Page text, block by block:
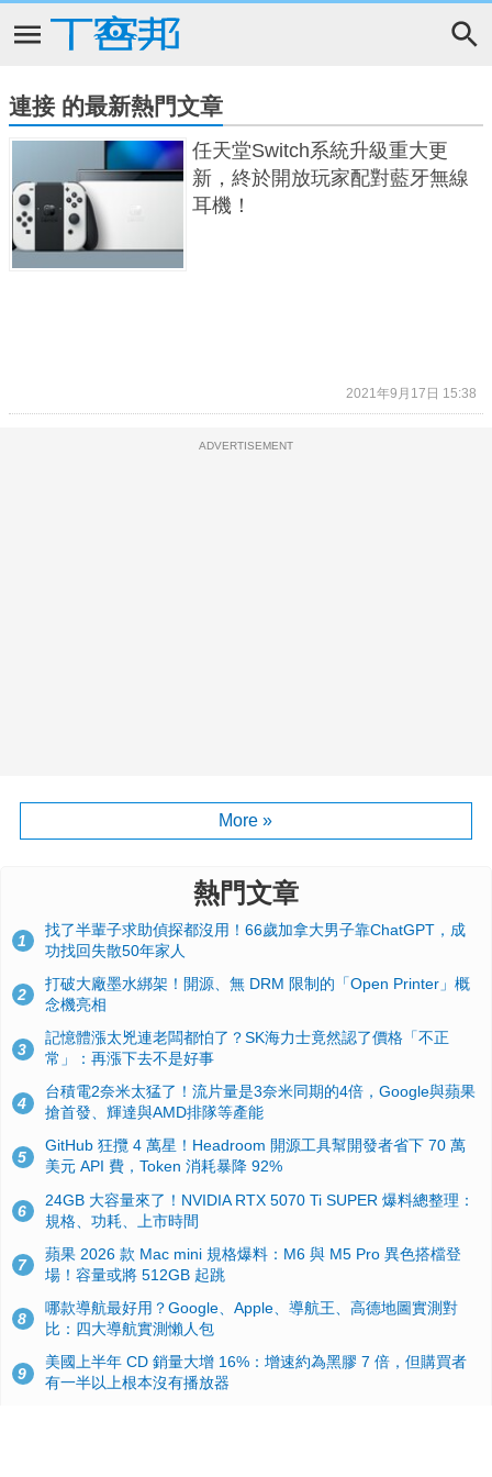
連接 的最新熱門文章
任天堂Switch系統升級重大更
新，終於開放玩家配對藍牙無線
耳機！
2021年9月17日 15:38
ADVERTISEMENT
More »
熱門文章
1
找了半輩子求助偵探都沒用！66歲加拿大男子靠ChatGPT，成
功找回失散50年家人
2
打破大廠墨水綁架！開源、無 DRM 限制的「Open Printer」概
念機亮相
3
記憶體漲太兇連老闆都怕了？SK海力士竟然認了價格「不正
常」：再漲下去不是好事
4
台積電2奈米太猛了！流片量是3奈米同期的4倍，Google與蘋果
搶首發、輝達與AMD排隊等產能
5
GitHub 狂攬 4 萬星！Headroom 開源工具幫開發者省下 70 萬
美元 API 費，Token 消耗暴降 92%
6
24GB 大容量來了！NVIDIA RTX 5070 Ti SUPER 爆料總整理：
規格、功耗、上市時間
7
蘋果 2026 款 Mac mini 規格爆料：M6 與 M5 Pro 異色搭檔登
場！容量或將 512GB 起跳
8
哪款導航最好用？Google、Apple、導航王、高德地圖實測對
比：四大導航實測懶人包
9
美國上半年 CD 銷量大增 16%：增速約為黑膠 7 倍，但購買者
有一半以上根本沒有播放器